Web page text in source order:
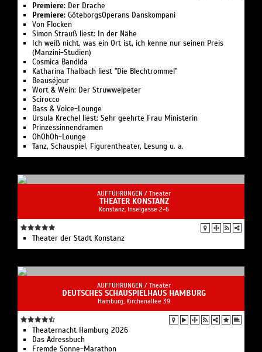
Premiere: Der Drache
Premiere: GöteborgsOperans Danskompani
Von Flocken
Simon Strauß liest: In der Nähe
Ich weiß nicht, was ein Ort ist, ich kenne nur seinen Preis
(Manzini-Studien)
Cosmica Bandida
Katharina Thalbach liest "Die Blechtrommel"
Beauséjour
Wort & Wein: Der Struwwelpeter
Scirocco
Bass & Voice-Lounge
Ursula Krechel liest: Sehr geehrte Frau Ministerin
Prinzessinnendramen
OhOhOh-Lounge
Tanz, Schauspiel, Figurentheater, Lesung u. a.
AUFFÜHRUNGEN / Theater
THEATER KONSTANZ
Konstanz, Inselgasse 2-6
Theater der Stadt Konstanz
AUFFÜHRUNGEN / Theater
DEUTSCHES SCHAUSPIELHAUS HAMBURG
Hamburg, Kirchenallee 39
Theaternacht Hamburg 2026
Das Adressbuch
Fremde Sonne-Marathon